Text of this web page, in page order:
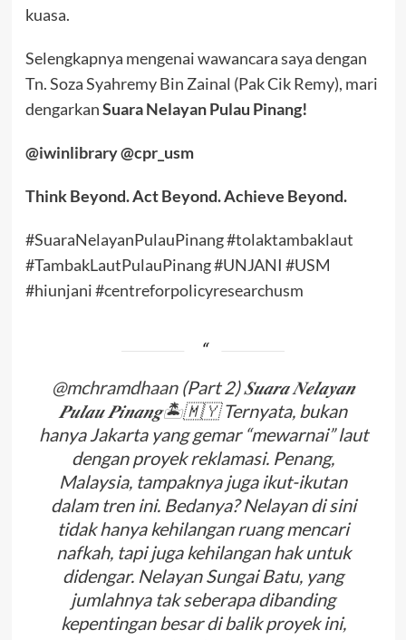
kuasa.
Selengkapnya mengenai wawancara saya dengan
Tn. Soza Syahremy Bin Zainal (Pak Cik Remy), mari
dengarkanSuara Nelayan Pulau Pinang!
@iwinlibrary @cpr_usm
Think Beyond. Act Beyond. Achieve Beyond.
#SuaraNelayanPulauPinang #tolaktambaklaut
#TambakLautPulauPinang #UNJANI #USM
#hiunjani #centreforpolicyresearchusm
@mchramdhaan(Part 2) 𝑺𝒖𝒂𝒓𝒂 𝑵𝒆𝒍𝒂𝒚𝒂𝒏
𝑷𝒖𝒍𝒂𝒖 𝑷𝒊𝒏𝒂𝒏𝒈🏝️🇲🇾 Ternyata, bukan
hanya Jakarta yang gemar “mewarnai” laut
dengan proyek reklamasi. Penang,
Malaysia, tampaknya juga ikut-ikutan
dalam tren ini. Bedanya? Nelayan di sini
tidak hanya kehilangan ruang mencari
nafkah, tapi juga kehilangan hak untuk
didengar. Nelayan Sungai Batu, yang
jumlahnya tak seberapa dibanding
kepentingan besar di balik proyek ini,